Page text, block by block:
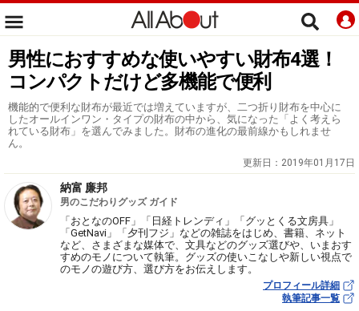
男性におすすめな使いやすい財布4選！
コンパクトだけど多機能で便利
機能的で便利な財布が最近では増えていますが、二つ折り財布を中心に
したオールインワン・タイプの財布の中から、気になった「よく考えら
れている財布」を選んでみました。財布の進化の最前線かもしれませ
ん。
更新日： 2019年01月17日
納富 廉邦
男のこだわりグッズ ガイド
「おとなのOFF」「日経トレンディ」「グッとくる文房具」
「GetNavi」「夕刊フジ」などの雑誌をはじめ、書籍、ネット
など、さまざまな媒体で、文具などのグッズ選びや、いまおす
すめのモノについて執筆。グッズの使いこなしや新しい視点で
のモノの遊び方、選び方をお伝えします。
プロフィール詳細
執筆記事一覧